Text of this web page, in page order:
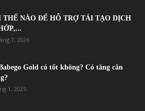
THẾ NÀO ĐỂ HỖ TRỢ TÁI TẠO DỊCH
7, 2026
Gold có tốt không? Có tăng cân
1, 2025